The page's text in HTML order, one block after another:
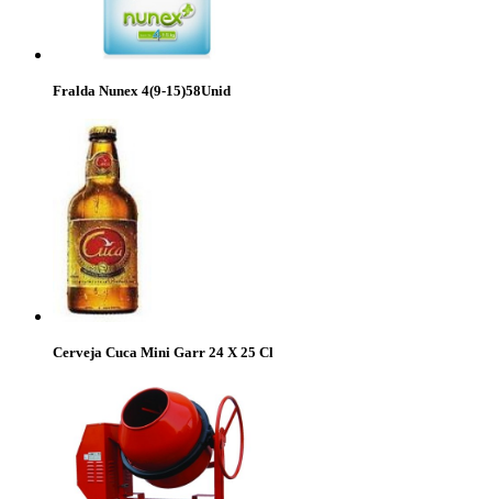
Fralda Nunex 4(9-15)58Unid
Cerveja Cuca Mini Garr 24 X 25 Cl